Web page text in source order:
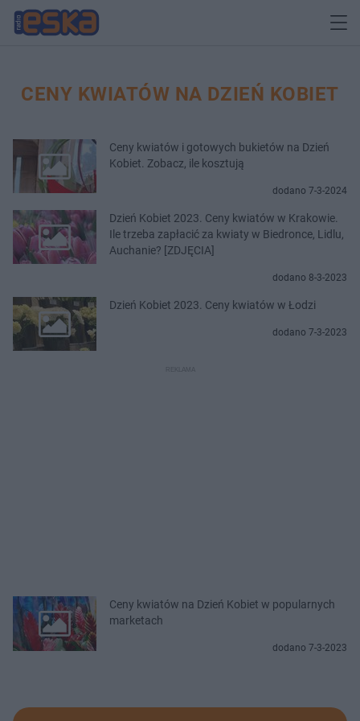
CENY KWIATÓW NA DZIEŃ KOBIET
Ceny kwiatów i gotowych bukietów na Dzień
Kobiet. Zobacz, ile kosztują
dodano 7-3-2024
Dzień Kobiet 2023. Ceny kwiatów w Krakowie.
Ile trzeba zapłacić za kwiaty w Biedronce, Lidlu,
Auchanie? [ZDJĘCIA]
dodano 8-3-2023
Dzień Kobiet 2023. Ceny kwiatów w Łodzi
dodano 7-3-2023
Ceny kwiatów na Dzień Kobiet w popularnych
marketach
dodano 7-3-2023